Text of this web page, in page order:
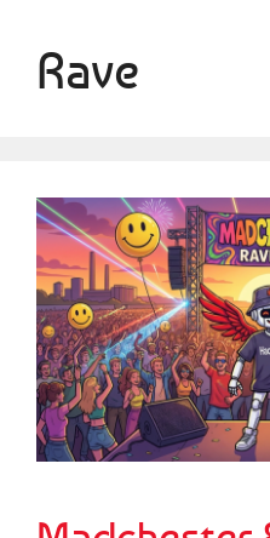
Rave